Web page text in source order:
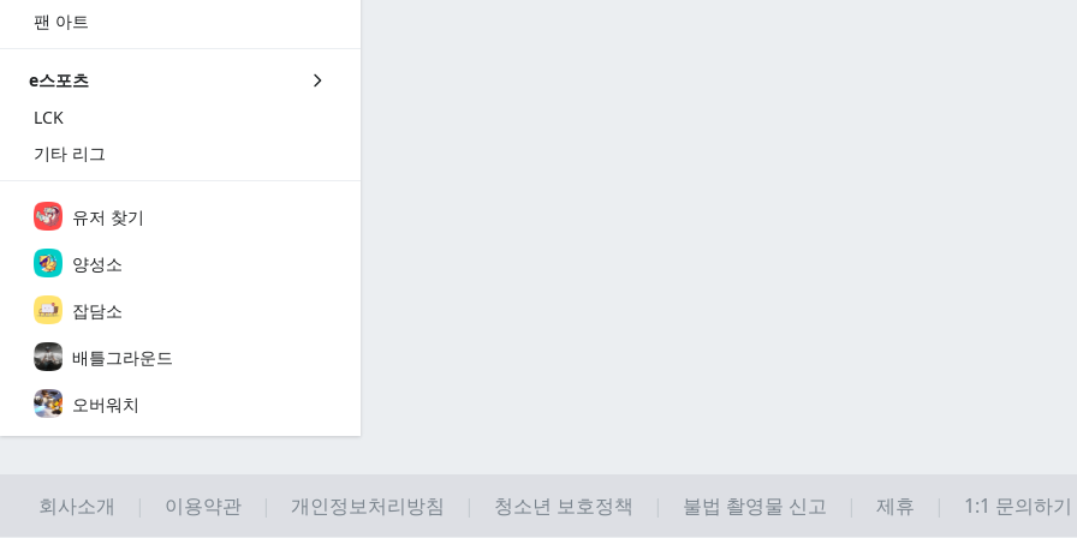
팬 아트
e스포츠
LCK
기타 리그
유저 찾기
양성소
잡담소
배틀그라운드
오버워치
회사소개 이용약관 개인정보처리방침 청소년 보호정책 불법 촬영물 신고 제휴 1:1 문의하기